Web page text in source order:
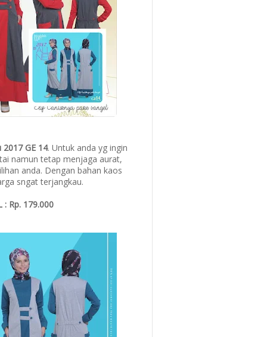
GE 14. Untuk anda yg ingin
namun tetap menjaga aurat,
anda. Dengan bahan kaos
sngat terjangkau.
: Rp. 179.000